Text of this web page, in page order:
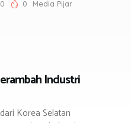
0 0
Media Pijar
Industri
Korea Selatan